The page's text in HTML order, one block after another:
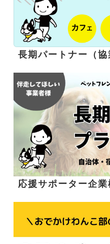
長期パートナー（協
応援サポーター企業